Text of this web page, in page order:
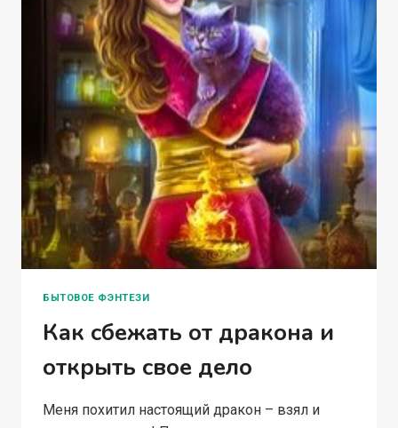
БЫТОВОЕ ФЭНТЕЗИ
Как сбежать от дракона и
открыть свое дело
Меня похитил настоящий дракон – взял и